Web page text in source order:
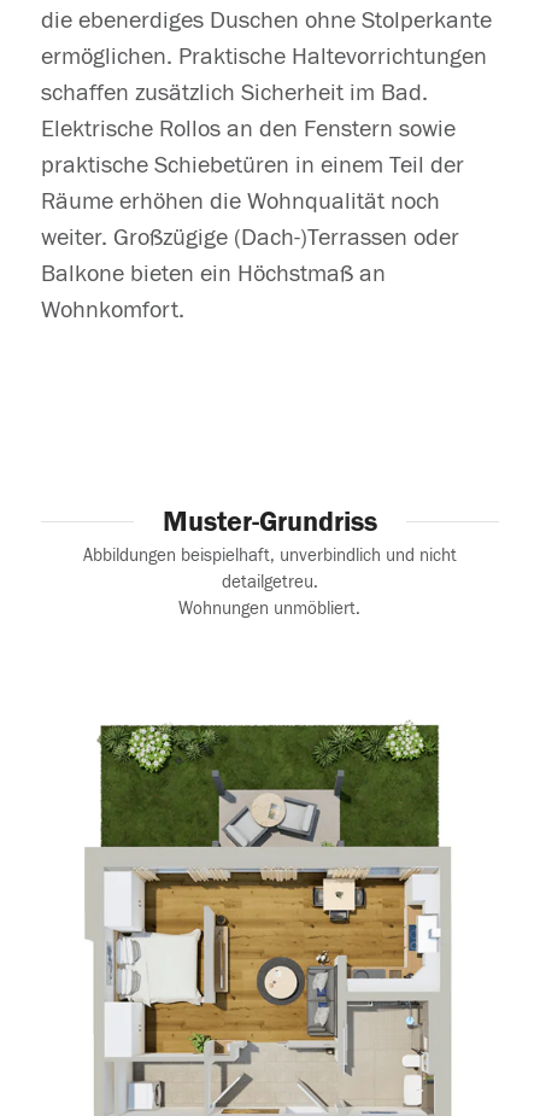
die ebenerdiges Duschen ohne Stolperkante
ermöglichen. Praktische Haltevorrichtungen
schaffen zusätzlich Sicherheit im Bad.
Elektrische Rollos an den Fenstern sowie
praktische Schiebetüren in einem Teil der
Räume erhöhen die Wohnqualität noch
weiter. Großzügige (Dach-)Terrassen oder
Balkone bieten ein Höchstmaß an
Wohnkomfort.
Muster-Grundriss
Abbildungen beispielhaft, unverbindlich und nicht
detailgetreu.
Wohnungen unmöbliert.